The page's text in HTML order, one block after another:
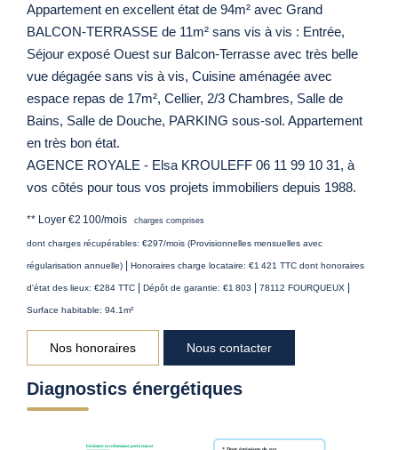
Appartement en excellent état de 94m² avec Grand
BALCON-TERRASSE de 11m² sans vis à vis : Entrée,
Séjour exposé Ouest sur Balcon-Terrasse avec très belle
vue dégagée sans vis à vis, Cuisine aménagée avec
espace repas de 17m², Cellier, 2/3 Chambres, Salle de
Bains, Salle de Douche, PARKING sous-sol. Appartement
en très bon état.
AGENCE ROYALE - Elsa KROULEFF 06 11 99 10 31, à
vos côtés pour tous vos projets immobiliers depuis 1988.
** Loyer €2 100/mois charges comprises
dont charges récupérables: €297/mois (Provisionnelles mensuelles avec
régularisation annuelle) | Honoraires charge locataire: €1 421 TTC dont honoraires
d'état des lieux: €284 TTC | Dépôt de garantie: €1 803 | 78112 FOURQUEUX |
Surface habitable: 94.1m²
Nos honoraires Nous contacter
Diagnostics énergétiques